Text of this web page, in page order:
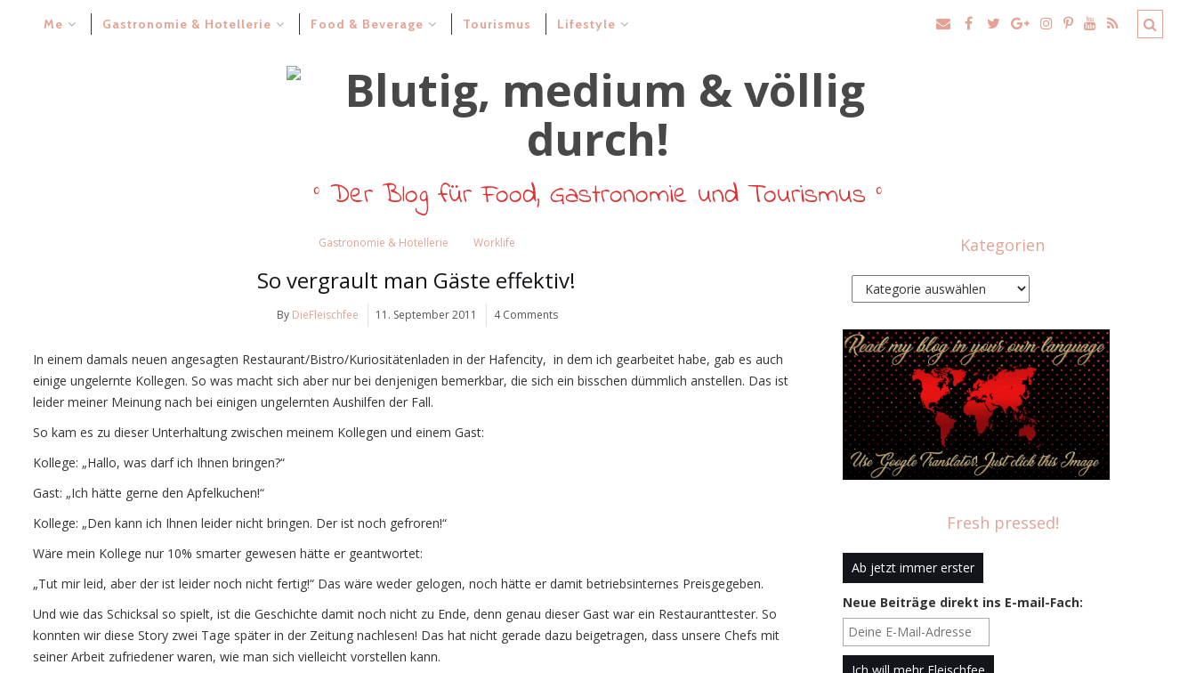
Me Gastronomie & Hotellerie Food & Beverage Tourismus Lifestyle
° Der Blog für Food, Gastronomie und Tourismus °
Gastronomie & Hotellerie Worklife
So vergrault man Gäste effektiv!
By DieFleischfee 11. September 2011 4 Comments
In einem damals neuen angesagten Restaurant/Bistro/Kuriositätenladen in der Hafencity, in dem ich gearbeitet habe, gab es auch
einige ungelernte Kollegen. So was macht sich aber nur bei denjenigen bemerkbar, die sich ein bisschen dümmlich anstellen. Das ist
leider meiner Meinung nach bei einigen ungelernten Aushilfen der Fall.
So kam es zu dieser Unterhaltung zwischen meinem Kollegen und einem Gast:
Kollege: „Hallo, was darf ich Ihnen bringen?“
Gast: „Ich hätte gerne den Apfelkuchen!“
Kollege: „Den kann ich Ihnen leider nicht bringen. Der ist noch gefroren!“
Wäre mein Kollege nur 10% smarter gewesen hätte er geantwortet:
„Tut mir leid, aber der ist leider noch nicht fertig!“ Das wäre weder gelogen, noch hätte er damit betriebsinternes Preisgegeben.
Und wie das Schicksal so spielt, ist die Geschichte damit noch nicht zu Ende, denn genau dieser Gast war ein Restauranttester. So
konnten wir diese Story zwei Tage später in der Zeitung nachlesen! Das hat nicht gerade dazu beigetragen, dass unsere Chefs mit
seiner Arbeit zufriedener waren, wie man sich vielleicht vorstellen kann.
Kategorien
Kategorien
Fresh pressed!
Neue Beiträge direkt ins E-mail-Fach: